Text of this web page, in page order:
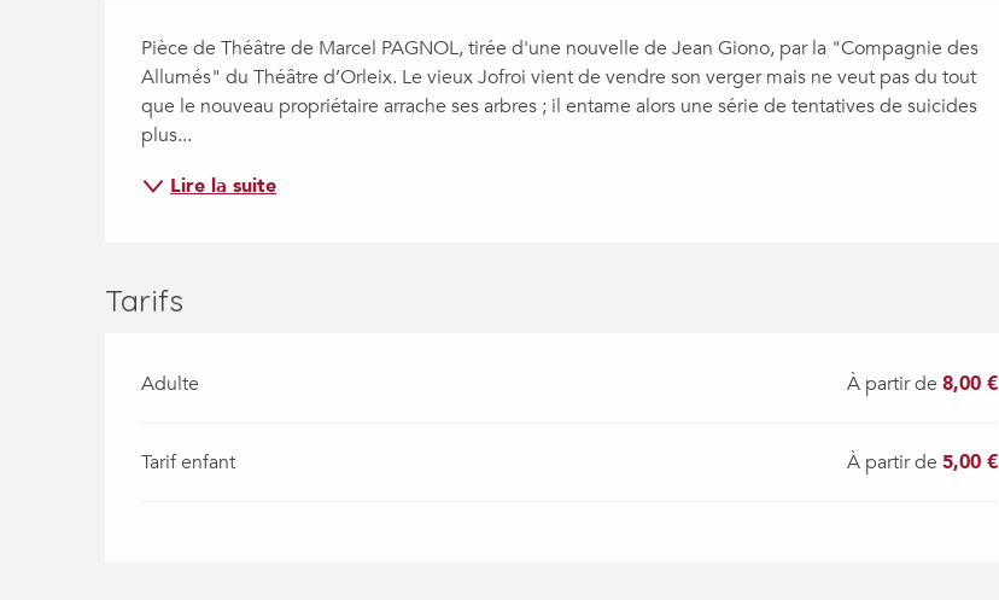
Description
Pièce de Théâtre de Marcel PAGNOL, tirée d'une nouvelle de Jean Giono, par la "Compagnie des
Allumés" du Théâtre d’Orleix. Le vieux Jofroi vient de vendre son verger mais ne veut pas du tout
que le nouveau propriétaire arrache ses arbres ; il entame alors une série de tentatives de suicides
plus...
Lire la suite
Tarifs
Adulte À partir de8,00 €
Tarif enfant À partir de5,00 €